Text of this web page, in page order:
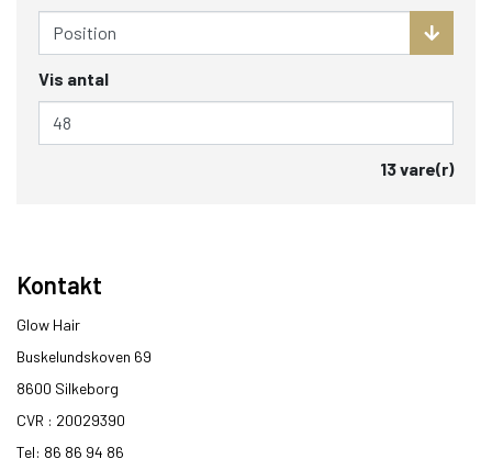
Vis antal
13 vare(r)
Kontakt
Glow Hair
Buskelundskoven 69
8600 Silkeborg​
CVR : 20029390​
Tel: 86 86 94 86